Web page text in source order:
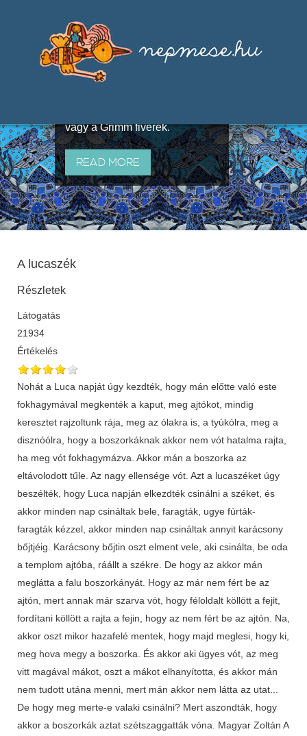
útján terjedő elbeszélésekből,
melyeket olyan ismert gyűjtők
állítottak össze, mint Benedek
vagy a Grimm fivérek.
READ MORE
A lucaszék
Részletek
Látogatás
21934
Értékelés
Nohát a Luca napját úgy kezdték, hogy mán előtte való este
fokhagymával megkenték a kaput, meg ajtókot, mindig
keresztet rajzoltunk rája, meg az ólakra is, a tyúkólra, meg a
disznóólra, hogy a boszorkáknak akkor nem vót hatalma rajta,
ha meg vót fokhagymázva. Akkor mán a boszorka az
eltávolodott tűle. Az nagy ellensége vót. Azt a lucaszéket úgy
beszélték, hogy Luca napján elkezdték csinálni a széket, és
akkor minden nap csináltak bele, faragták, ugye fúrták-
faragták kézzel, akkor minden nap csináltak annyit karácsony
bőjtjéig. Karácsony bőjtin oszt elment vele, aki csinálta, be oda
a templom ajtóba, ráállt a székre. De hogy az akkor mán
meglátta a falu boszorkányát. Hogy az már nem fért be az
ajtón, mert annak már szarva vót, hogy féloldalt köllött a fejit,
fordítani köllött a rajta a fejin, hogy az nem fért be az ajtón. Na,
akkor oszt mikor hazafelé mentek, hogy majd meglesi, hogy ki,
meg hova megy a boszorka. És akkor aki ügyes vót, az meg
vitt magával mákot, oszt a mákot elhanyította, és akkor mán
nem tudott utána menni, mert mán akkor nem látta az utat...
De hogy meg merte-e valaki csinálni? Mert aszondták, hogy
akkor a boszorkák aztat szétszaggatták vóna. Magyar Zoltán A